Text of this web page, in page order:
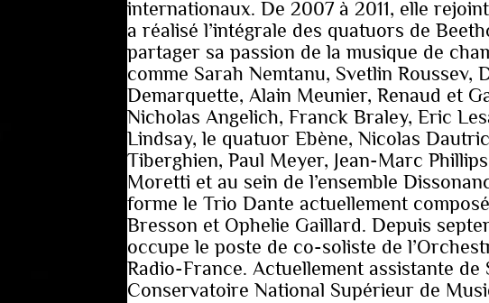
internationaux. De 2007 à 2011, elle
a réalisé l’intégrale des quatuors de
partager sa passion de la musique de
comme Sarah Nemtanu, Svetlin Roussev,
Demarquette, Alain Meunier, Renaud et
Nicholas Angelich, Franck Braley, Eric
Lindsay, le quatuor Ebène, Nicolas
Tiberghien, Paul Meyer, Jean-Marc
Moretti et au sein de l’ensemble
forme le Trio Dante actuellement
Bresson et Ophelie Gaillard. Depuis
occupe le poste de co-soliste de
Radio-France. Actuellement assistante de
Conservatoire National Supérieur de